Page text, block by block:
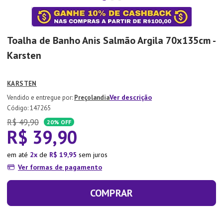
Toalha de Banho Anis Salmão Argila 70x135cm -
Karsten
KARSTEN
PreçolandiaVer descrição
:147265
R$ 49,90 20% OFF
R$ 39,90
em até 2 de R$ 19,95 sem juros
Ver formas de pagamento
COMPRAR
Aparelho Jantar
Xicara
10º Lixeira